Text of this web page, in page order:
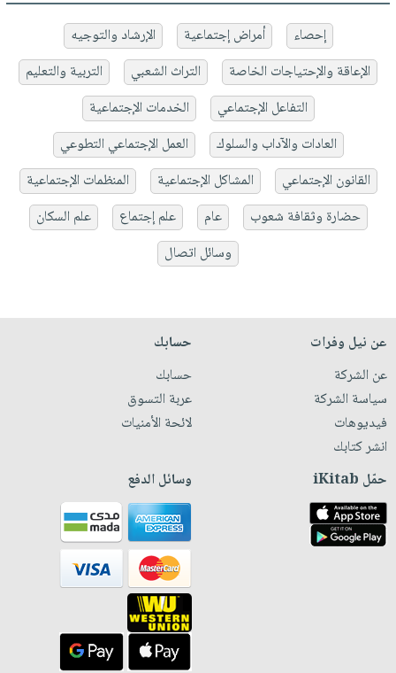
إحصاء أمراض إجتماعية
الإرشاد والتوجيه
الإعاقة والإحتياجات الخاصة
التراث الشعبي
التربية والتعليم
التفاعل الإجتماعي
الخدمات الإجتماعية
العادات والآداب والسلوك
العمل الإجتماعي التطوعي
القانون الإجتماعي
المشاكل الإجتماعية
المنظمات الإجتماعية
حضارة وثقافة شعوب
عام علم إجتماع
علم السكان
وسائل اتصال
عن نيل وفرات
عن الشركة
سياسة الشركة
فيديوهات
انشر كتابك
حسابك
حسابك
عربة التسوق
لائحة الأمنيات
حمّل iKitab وسائل الدفع